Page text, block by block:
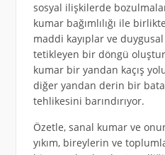
sosyal ilişkilerde
kumar bağımlılığı ile
maddi kayıplar ve
tetikleyen bir döngü
kumar bir yandan kaçış
diğer yandan derin bir
tehlikesini barındırıyor.
Özetle, sanal kumar ve
yıkım, bireylerin ve